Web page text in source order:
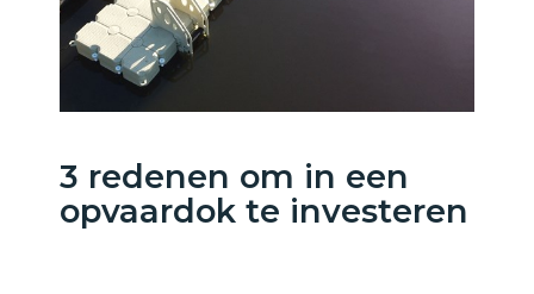
3 redenen om in een
opvaardok te investeren